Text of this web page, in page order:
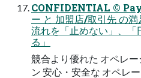
CONFIDENTIAL ©
ー と 加盟店/取引先 の
流れを「止めない」、
る」
競合より優れた オペレ
ン 安心・安全な オペレ